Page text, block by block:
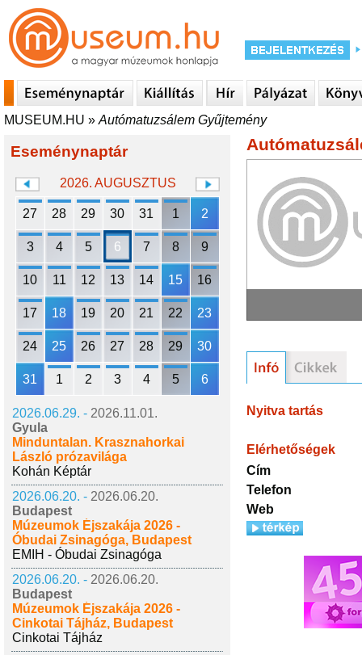
MUSEUM.HU » Autómatuzsálem Gyűjtemény
Eseménynaptár
2026. AUGUSZTUS
27 28 29 30 31 1 2
3 4 5 6 7 8 9
10 11 12 13 14 15 16
17 18 19 20 21 22 23
24 25 26 27 28 29 30
31 1 2 3 4 5 6
2026.06.29. - 2026.11.01.
Gyula
Minduntalan. Krasznahorkai
László prózavilága
Kohán Képtár
2026.06.20. - 2026.06.20.
Budapest
Múzeumok Éjszakája 2026 -
Óbudai Zsinagóga, Budapest
EMIH - Óbudai Zsinagóga
2026.06.20. - 2026.06.20.
Budapest
Múzeumok Éjszakája 2026 -
Cinkotai Tájház, Budapest
Cinkotai Tájház
Nyitva tartás
Elérhetőségek
Cím
Telefon
Web